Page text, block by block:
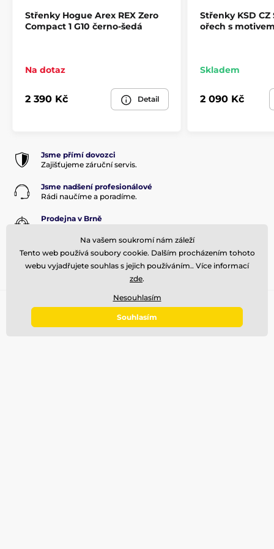
Střenky Hogue Arex REX Zero
Compact 1 G10 černo-šedá
Na dotaz
2 390 Kč Detail
Střenky KSD CZ
ořech s
Skladem
2 090 Kč
Jsme přímí dovozci
Zajišťujeme záruční servis.
Jsme nadšení profesionálové
Rádi naučíme a poradíme.
Prodejna v Brně
30 000 položek skladem
Expedujeme do 24 hodin.
Přihlaste se do newsletteru
Zde napište váš e-mail
Na vašem soukromí nám záleží
Tento web používá soubory cookie. Dalším procházením tohoto
webu vyjadřujete souhlas s jejich používáním.. Více informací
zde.
Nesouhlasím
Souhlasím